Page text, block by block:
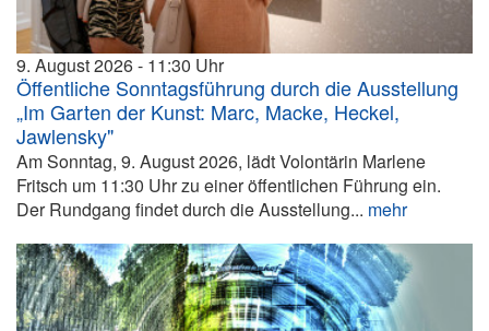
9. August 2026 11:30
Öffentliche Sonntagsführung durch die Ausstellung
„Im Garten der Kunst: Marc, Macke, Heckel,
Jawlensky"
Am Sonntag, 9. August 2026, lädt Volontärin Marlene
Fritsch um 11:30 Uhr zu einer öffentlichen Führung ein.
Der Rundgang findet durch die Ausstellung... mehr